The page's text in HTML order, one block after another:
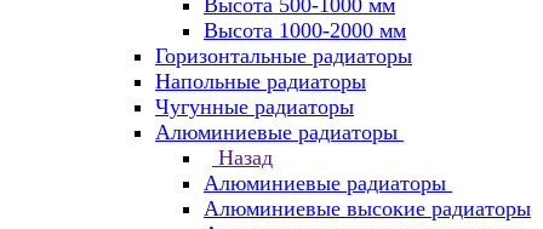
Высота 500-1000 мм
Высота 1000-2000 мм
Горизонтальные радиаторы
Напольные радиаторы
Чугунные радиаторы
Алюминиевые радиаторы
Назад
Алюминиевые радиаторы
Алюминиевые высокие радиаторы